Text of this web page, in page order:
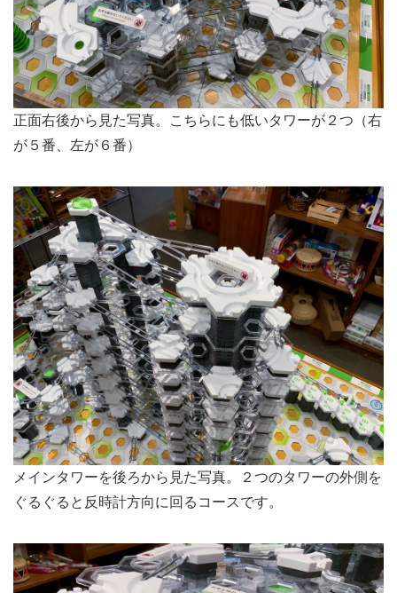
正面右後から見た写真。こちらにも低いタワーが２つ（右
が５番、左が６番）
メインタワーを後ろから見た写真。２つのタワーの外側を
ぐるぐると反時計方向に回るコースです。